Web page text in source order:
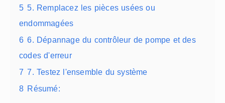
5 5. Remplacez les pièces usées ou
endommagées
6 6. Dépannage du contrôleur de pompe et des
codes d'erreur
7 7. Testez l'ensemble du système
8 Résumé: